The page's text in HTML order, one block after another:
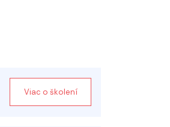
Viac o školení